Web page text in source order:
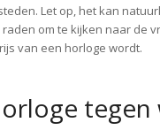
Let op, het kan
om te kijken naar de
van een horloge wordt.
tegen